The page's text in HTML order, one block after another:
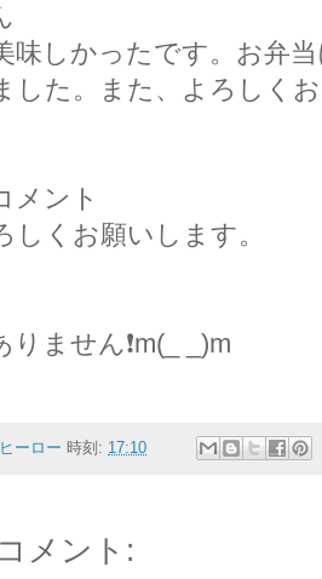
味しかったです。お弁
した。また、よろしくお
メント
しくお願いします。
りません❗m(_ _)m
ーロー 時刻: 17:10
メント: